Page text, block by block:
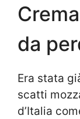
da
Era stata
scatti
d’Italia